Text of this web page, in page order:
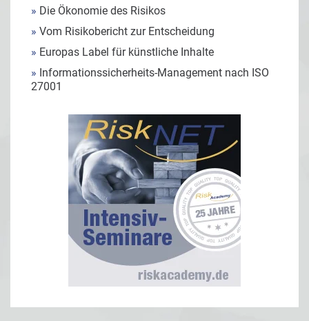
» Die Ökonomie des Risikos
» Vom Risikobericht zur Entscheidung
» Europas Label für künstliche Inhalte
» Informationssicherheits-Management nach ISO
27001